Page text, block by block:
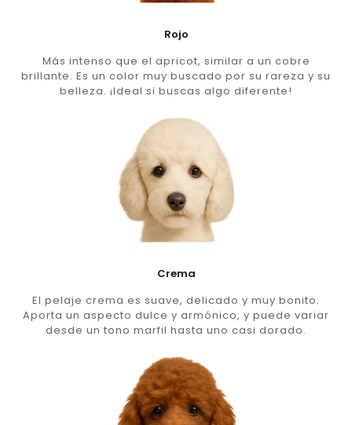
Rojo
Más intenso que el apricot, similar a un cobre
brillante. Es un color muy buscado por su rareza y su
belleza. ¡Ideal si buscas algo diferente!
Crema
El pelaje crema es suave, delicado y muy bonito.
Aporta un aspecto dulce y armónico, y puede variar
desde un tono marfil hasta uno casi dorado.